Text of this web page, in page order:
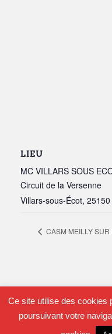
LIEU
MC VILLARS SOUS
Circuit de la Versenne
Villars-sous-Écot, 25150
CASM MEILLY
| LM BFC 9 avenue
Ce site utilise des cookies
poursuivant votre